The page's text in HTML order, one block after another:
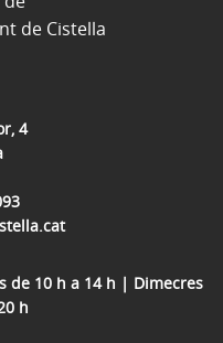
4
de 10 h a 14 h | Dimecres
h
de Cistella